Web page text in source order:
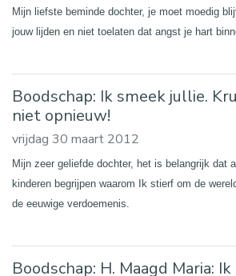
Mijn liefste beminde dochter, je moet moedig
jouw lijden en niet toelaten dat angst je hart
Boodschap: Ik smeek jullie.
niet opnieuw!
vrijdag 30 maart 2012
Mijn zeer geliefde dochter, het is belangrijk dat
kinderen begrijpen waarom Ik stierf om de
de eeuwige verdoemenis.
Boodschap: H. Maagd Maria: